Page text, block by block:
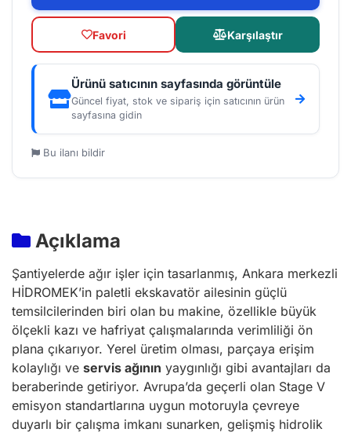
Favori Karşılaştır
Ürünü satıcının sayfasında görüntüle
Güncel fiyat, stok ve sipariş için satıcının ürün
sayfasına gidin
Bu ilanı bildir
Açıklama
Şantiyelerde ağır işler için tasarlanmış, Ankara merkezli
HİDROMEK’in paletli ekskavatör ailesinin güçlü
temsilcilerinden biri olan bu makine, özellikle büyük
ölçekli kazı ve hafriyat çalışmalarında verimliliği ön
plana çıkarıyor. Yerel üretim olması, parçaya erişim
kolaylığı ve servis ağının yaygınlığı gibi avantajları da
beraberinde getiriyor. Avrupa’da geçerli olan Stage V
emisyon standartlarına uygun motoruyla çevreye
duyarlı bir çalışma imkanı sunarken, gelişmiş hidrolik